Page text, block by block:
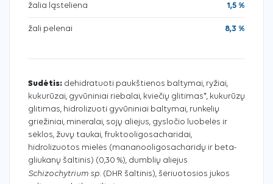
žalia ląsteliena 1,5 %
žali pelenai 8,3 %
Sudėtis: dehidratuoti paukštienos baltymai, ryžiai,
kukurūzai, gyvūniniai riebalai, kviečių glitimas*, kukurūzų
glitimas, hidrolizuoti gyvūniniai baltymai, runkelių
griežiniai, mineralai, sojų aliejus, gysločio luobelės ir
sėklos, žuvų taukai, fruktooligosacharidai,
hidrolizuotos mielės (mananooligosacharidų ir beta-
gliukanų šaltinis) (0,30 %), dumblių aliejus
Schizochytrium sp. (DHR šaltinis), šėriuotosios jukos